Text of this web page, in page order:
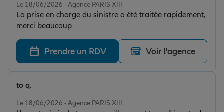
Le 18/06/2026 - Agence PARIS XIII
La prise en charge du sinistre a été traitée rapidement,
merci beaucoup
Prendre un RDV Voir l'agence
Le 18/06/2026 - Agence PARIS XIII
to q.